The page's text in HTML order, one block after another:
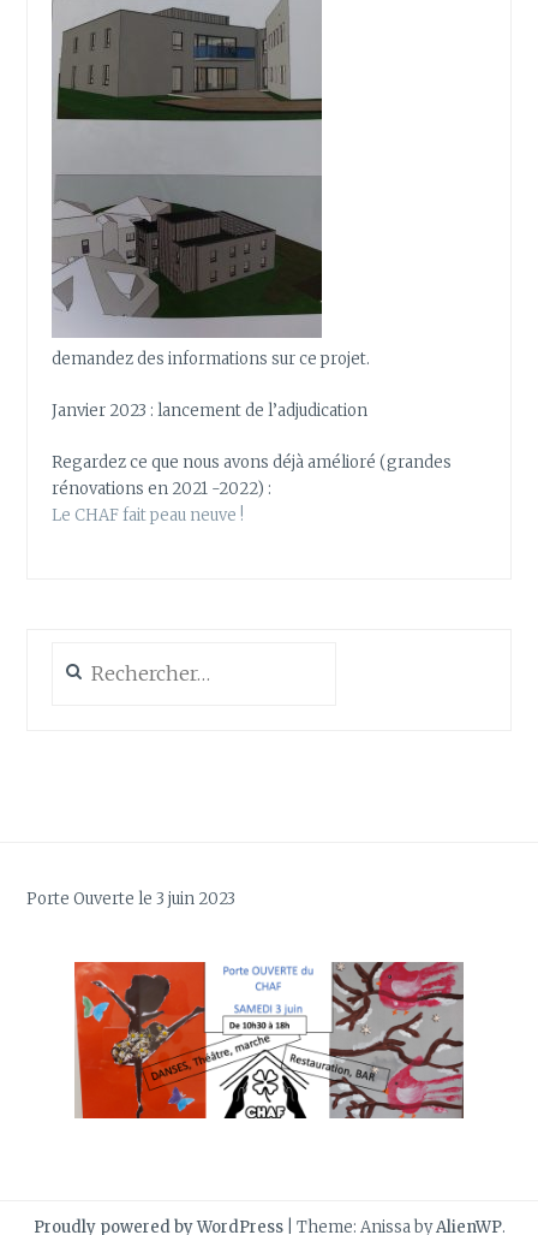
demandez des informations sur ce projet.
Janvier 2023 : lancement de l’adjudication
Regardez ce que nous avons déjà amélioré (grandes
rénovations en 2021 -2022) :
Le CHAF fait peau neuve !
Porte Ouverte le 3 juin 2023
Proudly powered by WordPress Theme: Anissa byAlienWP.